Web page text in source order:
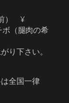
） ¥
（腿肉の希
り下さい。
全国一律